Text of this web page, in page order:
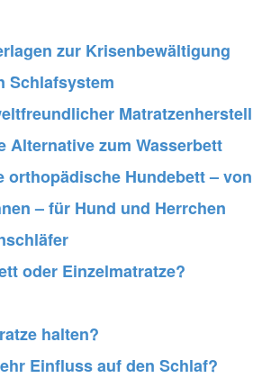
zur Krisenbewältigung
Schlafsystem
Alternative zum Wasserbett
orthopädische Hundebett –
– für Hund und Herrchen
oder Einzelmatratze?
halten?
Einfluss auf den Schlaf?